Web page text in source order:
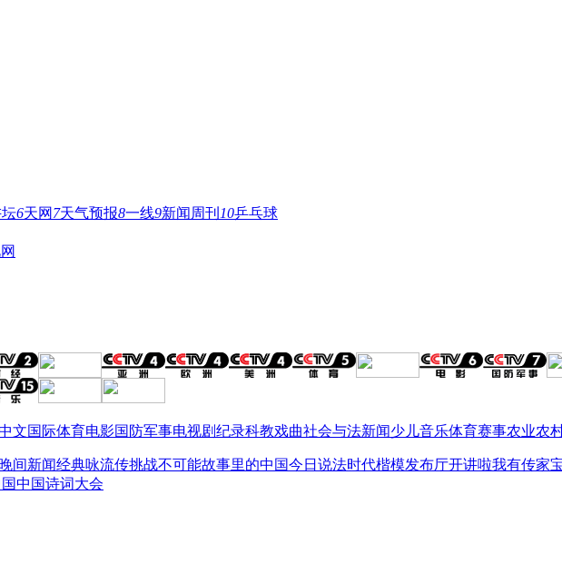
6天网 7天气预报8一线9新闻周刊 10乒乓球
文国际体育电影国防军事电视剧纪录科教戏曲社会与法新闻少儿音乐体育赛事农业农
晚间新闻经典咏流传挑战不可能故事里的中国今日说法时代楷模发布厅开讲啦我有传家
中国诗词大会